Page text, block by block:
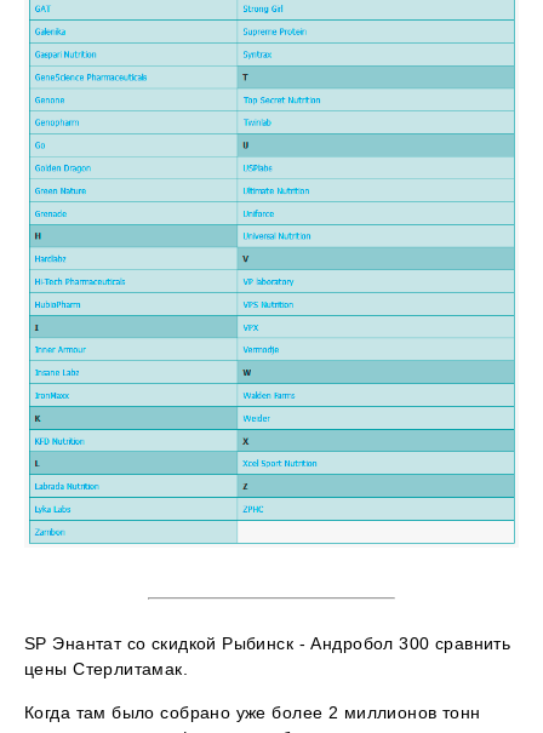
SP Энантат со скидкой Рыбинск - Андробол 300 сравнить
цены Стерлитамак.
Когда там было собрано уже более 2 миллионов тонн